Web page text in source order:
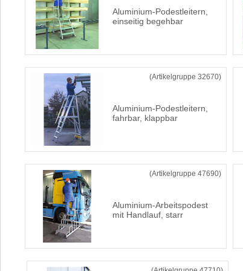
Aluminium-Podestleitern,
einseitig begehbar
(Artikelgruppe 32670)
Aluminium-Podestleitern,
fahrbar, klappbar
(Artikelgruppe 47690)
Aluminium-Arbeitspodest
mit Handlauf, starr